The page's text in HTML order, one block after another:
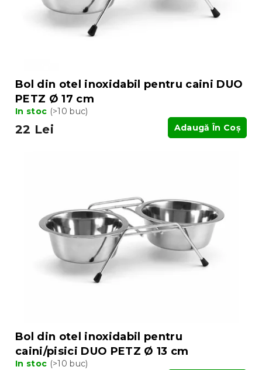
Bol din otel inoxidabil pentru caini DUO
PETZ Ø 17 cm
In stoc (>10 buc)
22 Lei Adaugă În Coş
Bol din otel inoxidabil pentru
caini/pisici DUO PETZ Ø 13 cm
In stoc (>10 buc)